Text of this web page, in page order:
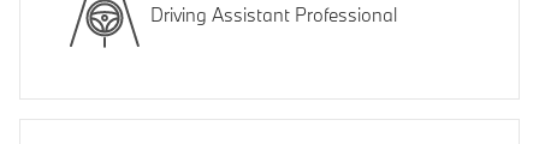
Driving Assistant Professional